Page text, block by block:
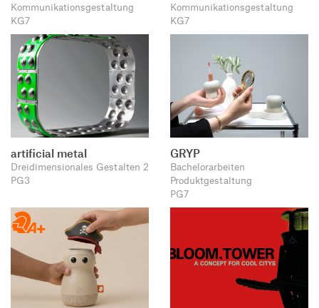
Kommunikationsgestaltung
KG7
Kommunikationsgestaltung
KG7
artificial metal
Dreidimensionales Gestalten 2
PG3
GRYP
Bachelorarbeiten
Produktgestaltung
PG7